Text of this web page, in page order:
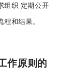
组织 定期公开
和结果。
作原则的